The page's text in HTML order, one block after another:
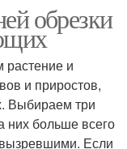
обрезки
и
и приростов,
Выбираем три
них больше всего
Если